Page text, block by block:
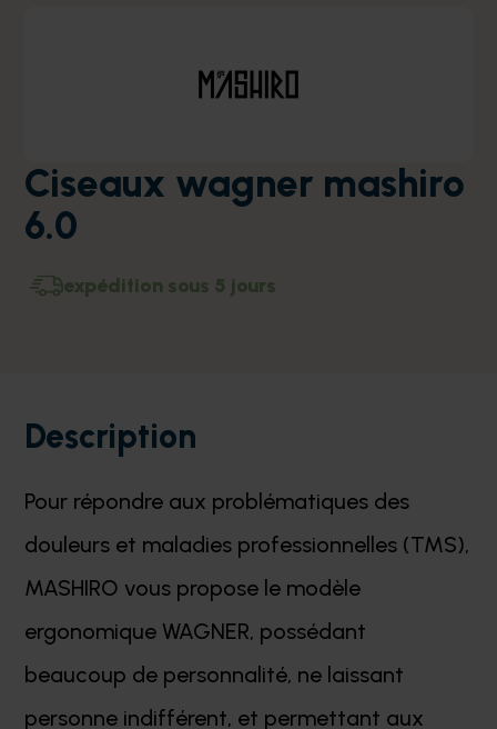
Ciseaux wagner mashiro
6.0
expédition sous 5 jours
Description
Pour répondre aux problématiques des
douleurs et maladies professionnelles (TMS),
MASHIRO vous propose le modèle
ergonomique WAGNER, possédant
beaucoup de personnalité, ne laissant
personne indifférent, et permettant aux